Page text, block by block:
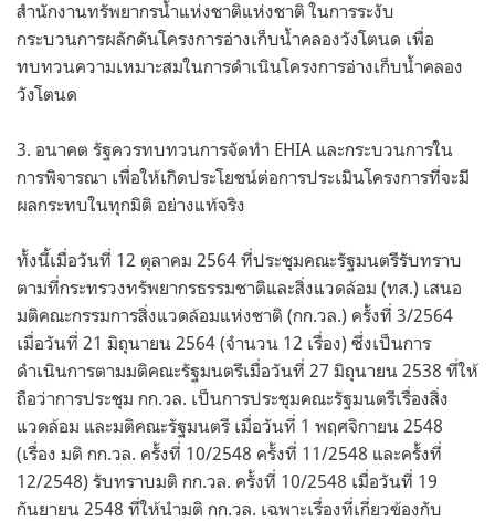
สำนักงานทรัพยากรน้ำแห่งชาติแห่งชาติ ในการระงับ
กระบวนการผลักดันโครงการอ่างเก็บน้ำคลองวังโตนด เพื่อ
ทบทวนความเหมาะสมในการดำเนินโครงการอ่างเก็บน้ำคลอง
วังโตนด
3. อนาคต รัฐควรทบทวนการจัดทำ EHIA และกระบวนการใน
การพิจารณา เพื่อให้เกิดประโยชน์ต่อการประเมินโครงการที่จะมี
ผลกระทบในทุกมิติ อย่างแท้จริง
ทั้งนี้เมื่อวันที่ 12 ตุลาคม 2564 ที่ประชุมคณะรัฐมนตรีรับทราบ
ตามที่กระทรวงทรัพยากรธรรมชาติและสิ่งแวดล้อม (ทส.) เสนอ
มติคณะกรรมการสิ่งแวดล้อมแห่งชาติ (กก.วล.) ครั้งที่ 3/2564
เมื่อวันที่ 21 มิถุนายน 2564 (จำนวน 12 เรื่อง) ซึ่งเป็นการ
ดำเนินการตามมติคณะรัฐมนตรีเมื่อวันที่ 27 มิถุนายน 2538 ที่ให้
ถือว่าการประชุม กก.วล. เป็นการประชุมคณะรัฐมนตรีเรื่องสิ่ง
แวดล้อม และมติคณะรัฐมนตรี เมื่อวันที่ 1 พฤศจิกายน 2548
(เรื่อง มติ กก.วล. ครั้งที่ 10/2548 ครั้งที่ 11/2548 และครั้งที่
12/2548) รับทราบมติ กก.วล. ครั้งที่ 10/2548 เมื่อวันที่ 19
กันยายน 2548 ที่ให้นำมติ กก.วล. เฉพาะเรื่องที่เกี่ยวข้องกับ